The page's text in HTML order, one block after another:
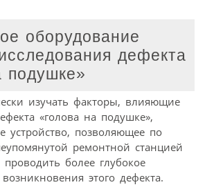
оборудование
дефекта
подушке»
изучать факторы, влияющие
«голова на подушке»,
устройство, позволяющее по
ремонтной станцией
более глубокое
этого дефекта.